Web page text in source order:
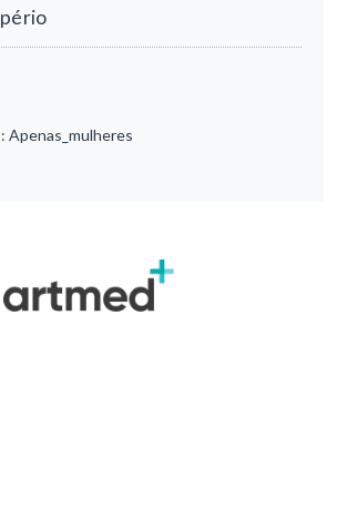
Apenas_mulheres